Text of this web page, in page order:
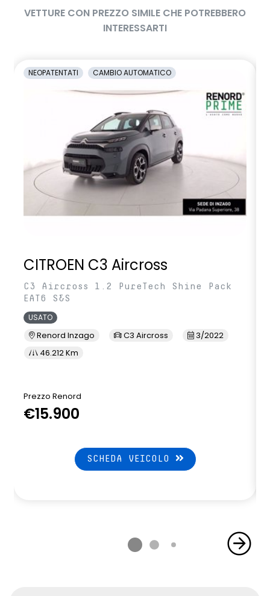
VETTURE CON PREZZO SIMILE CHE POTREBBERO
INTERESSARTI
NEOPATENTATI CAMBIO AUTOMATICO
CITROEN C3 Aircross
C3 Aircross 1.2 PureTech Shine Pack
EAT6 S&S
USATO
Renord Inzago C3 Aircross
3/2022
46.212 Km
Prezzo Renord
€15.900
SCHEDA VEICOLO